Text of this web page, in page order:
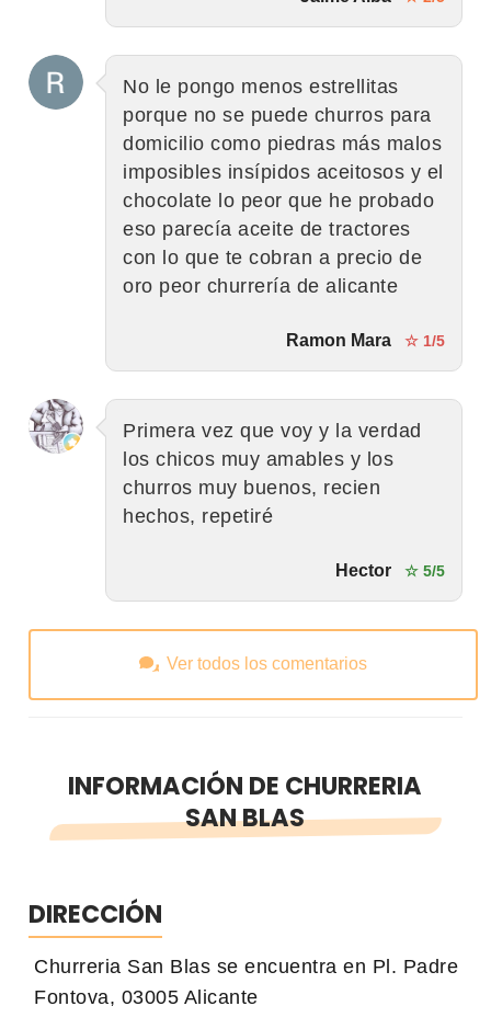
No le pongo menos estrellitas
porque no se puede churros para
domicilio como piedras más malos
imposibles insípidos aceitosos y el
chocolate lo peor que he probado
eso parecía aceite de tractores
con lo que te cobran a precio de
oro peor churrería de alicante
Ramon Mara ☆ 1/5
Primera vez que voy y la verdad
los chicos muy amables y los
churros muy buenos, recien
hechos, repetiré
Hector ☆ 5/5
Ver todos los comentarios
INFORMACIÓN DE CHURRERIA
SAN BLAS
DIRECCIÓN
Churreria San Blas se encuentra en Pl. Padre
Fontova, 03005 Alicante